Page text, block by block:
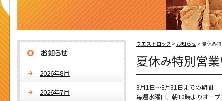
ウエストロック > お知らせ > 夏休み
夏休み特別営
8月1日～8月31日までの期間
毎週水曜日、朝10時よりオー
2026年8月
2026年7月